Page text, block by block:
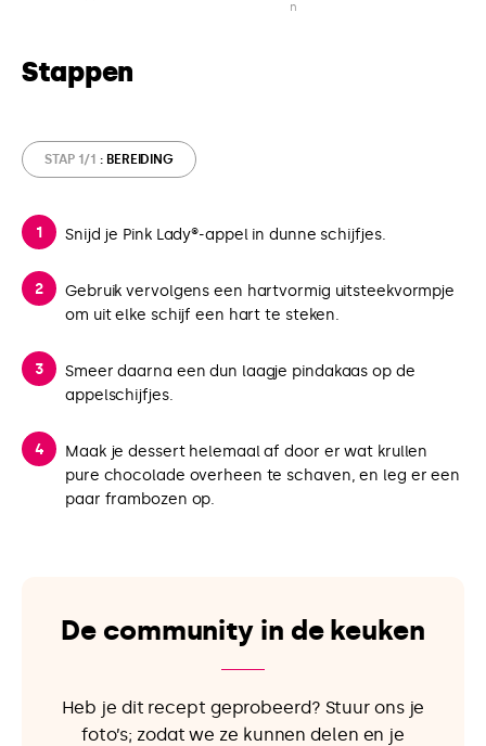
n
Stappen
STAP 1/1 : BEREIDING
Snijd je Pink Lady®-appel in dunne schijfjes.
Gebruik vervolgens een hartvormig uitsteekvormpje
om uit elke schijf een hart te steken.
Smeer daarna een dun laagje pindakaas op de
appelschijfjes.
Maak je dessert helemaal af door er wat krullen
pure chocolade overheen te schaven, en leg er een
paar frambozen op.
De community in de keuken
Heb je dit recept geprobeerd? Stuur ons je
foto’s; zodat we ze kunnen delen en je